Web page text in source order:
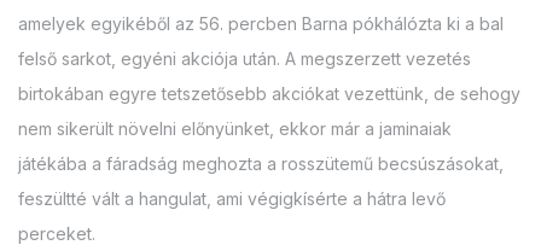
amelyek egyikéből az 56. percben Barna pókhálózta ki a bal
felső sarkot, egyéni akciója után. A megszerzett vezetés
birtokában egyre tetszetősebb akciókat vezettünk, de sehogy
nem sikerült növelni előnyünket, ekkor már a jaminaiak
játékába a fáradság meghozta a rosszütemű becsúszásokat,
feszültté vált a hangulat, ami végigkísérte a hátra levő
perceket.